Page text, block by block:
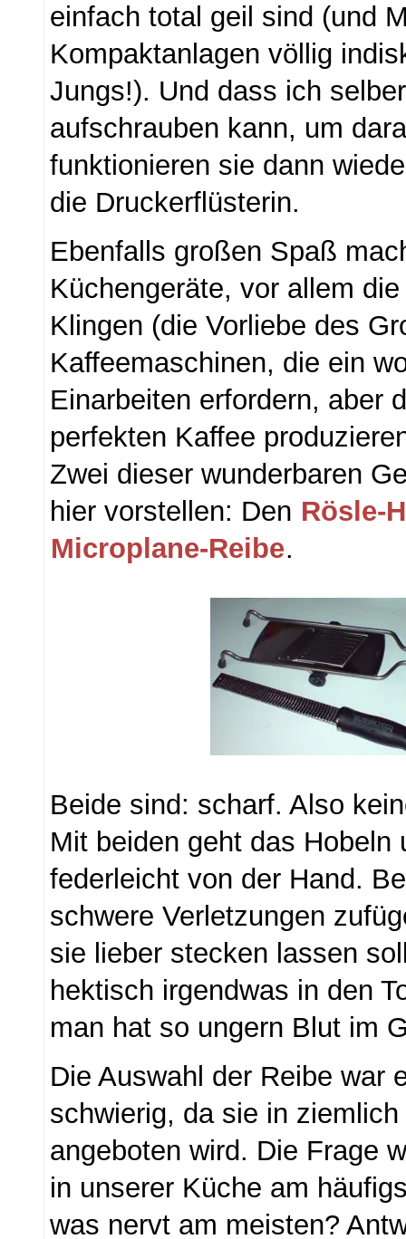
einfach total geil sind (und
Kompaktanlagen völlig
Jungs!). Und dass ich
aufschrauben kann, um
funktionieren sie dann
die Druckerflüsterin.
Ebenfalls großen Spaß
Küchengeräte, vor allem
Klingen (die Vorliebe des
Kaffeemaschinen, die ein
Einarbeiten erfordern, aber
perfekten Kaffee
Zwei dieser wunderbaren
hier vorstellen: Den Rösle-
Microplane-Reibe.
Beide sind: scharf. Also
Mit beiden geht das Hobeln
federleicht von der Hand.
schwere Verletzungen
sie lieber stecken lassen
hektisch irgendwas in den
man hat so ungern Blut im
Die Auswahl der Reibe war
schwierig, da sie in
angeboten wird. Die Frage
in unserer Küche am
was nervt am meisten?